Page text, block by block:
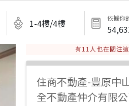
1-4樓/4樓 依據你
有11 人也在關注
住商不動產-豐原中
全不動產仲介有限